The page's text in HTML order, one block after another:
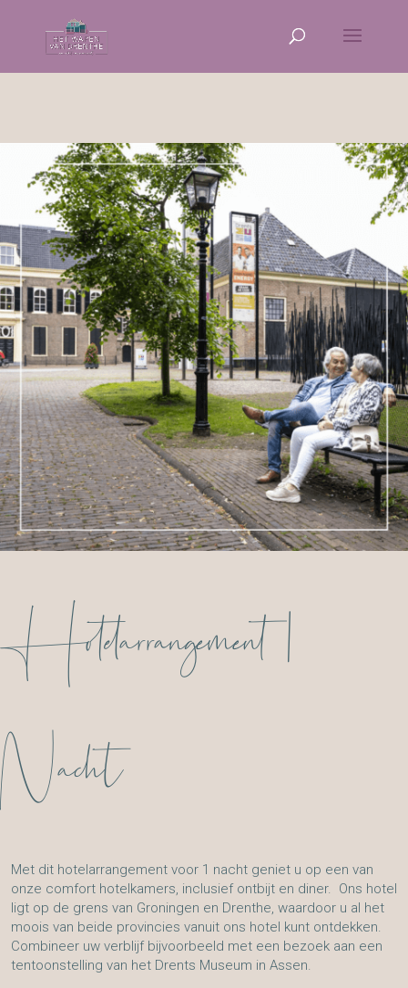
Hotelarrangement 1
Nacht
Met dit hotelarrangement voor 1 nacht geniet u op een van
onze comfort hotelkamers, inclusief ontbijt en diner. Ons hotel
ligt op de grens van Groningen en Drenthe, waardoor u al het
moois van beide provincies vanuit ons hotel kunt ontdekken.
Combineer uw verblijf bijvoorbeeld met een bezoek aan een
tentoonstelling van het Drents Museum in Assen.